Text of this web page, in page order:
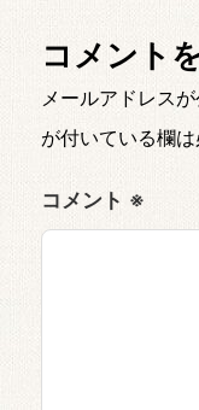
コメント
メールアドレス
が付いている欄
コメント ※